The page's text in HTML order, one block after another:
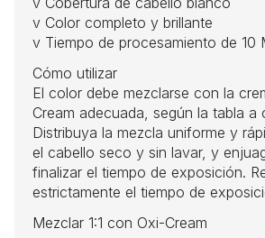
v Color completo y brillante
v Tiempo de procesamiento de 10
Cómo utilizar
El color debe mezclarse con la
Cream adecuada, según la tabla a
Distribuya la mezcla uniforme y
el cabello seco y sin lavar, y
finalizar el tiempo de exposición.
estrictamente el tiempo de
Mezclar 1:1 con Oxi-Cream